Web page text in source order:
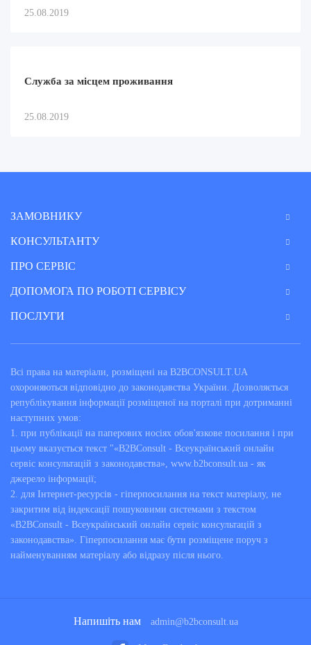
25.08.2019
Служба за місцем проживання
25.08.2019
ЗАМОВНИКУ
КОНСУЛЬТАНТУ
ПРО СЕРВІС
ДОПОМОГА ПО РОБОТІ СЕРВІСУ
ПОСЛУГИ
Всі права на матеріали, розміщені на B2BCONSULT.UA
охороняються відповідно до законодавства України. Дозволяється
републікування інформації розміщеної на порталі при дотриманні
наступних умов:
1. при публікації на паперових носіях обов'язкове посилання і при
цьому вказується текст "«B2BConsult - Всеукраїнський онлайн
сервіс консультацій з законодавства», www.b2bconsult.ua - як
джерело інформації;
2. для Інтернет-ресурсів - гіперпосилання на текст матеріалу, не
закритим від індексації пошуковими системами з текстом
«B2BConsult - Всеукраїнський онлайн сервіс консультацій з
законодавства». Гіперпосилання має бути розміщене поруч з
найменуванням матеріалу або відразу після нього.
Напишіть нам admin@b2bconsult.ua